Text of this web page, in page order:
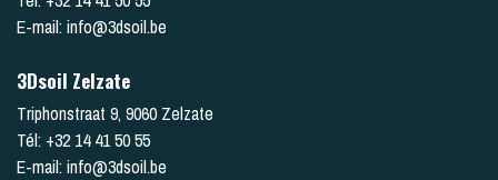
E-mail: info@3dsoil.be
3Dsoil Zelzate
Triphonstraat 9, 9060 Zelzate
Tél: +32 14 41 50 55
E-mail: info@3dsoil.be